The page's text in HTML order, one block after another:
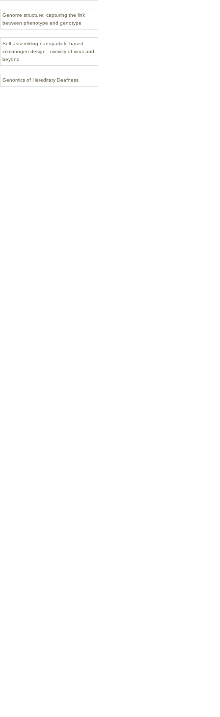
Genome structure: capturing the link
between phenotype and genotype
Self-assembling nanoparticle-based
immunogen design : mimicry of virus and
beyond
Genomics of Hereditary Deafness